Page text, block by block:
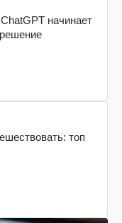
начинает
топ